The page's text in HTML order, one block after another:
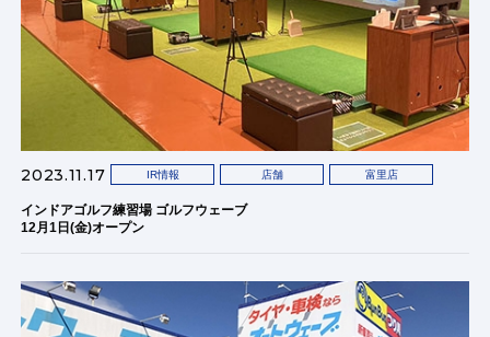
2023.11.17 IR情報 店舗 富里店
インドアゴルフ練習場 ゴルフウェーブ
12月1日(金)オープン